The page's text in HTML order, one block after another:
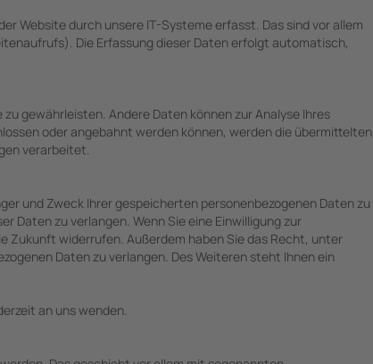
Website durch unsere IT-Systeme erfasst. Das sind vor allem
Die Erfassung dieser Daten erfolgt automatisch,
gewährleisten. Andere Daten können zur Analyse Ihres
oder angebahnt werden können, werden die übermittelten
verarbeitet.
und Zweck Ihrer gespeicherten personenbezogenen Daten zu
Daten zu verlangen. Wenn Sie eine Einwilligung zur
Zukunft widerrufen. Außerdem haben Sie das Recht, unter
Daten zu verlangen. Des Weiteren steht Ihnen ein
an uns wenden.